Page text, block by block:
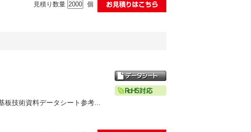
見積り数量 個
板技術資料データシート参考...